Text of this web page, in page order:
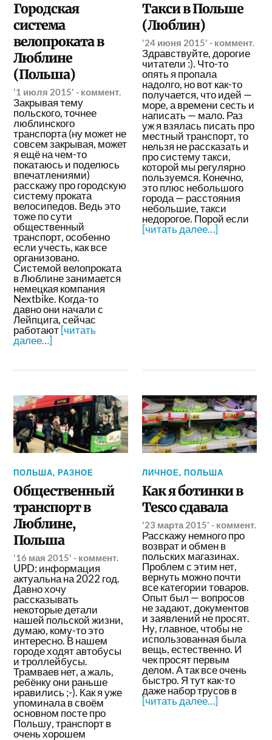
Городская
система
велопроката в
Люблине
(Польша)
'1 июля 2015' - коммент.
Закрывая тему
польского, точнее
люблинского
транспорта (ну может не
совсем закрывая, может
я ещё на чем-то
покатаюсь и поделюсь
впечатлениями)
расскажу про городскую
систему проката
велосипедов. Ведь это
тоже по сути
общественный
транспорт, особенно
если учесть, как все
организовано.
Системой велопроката
в Люблине занимается
немецкая компания
Nextbike. Когда-то
давно они начали с
Лейпцига, сейчас
работают [читать
далее…]
Такси в Польше
(Люблин)
'24 июня 2015' - коммент.
Здравствуйте, дорогие
читатели :). Что-то
опять я пропала
надолго, но вот как-то
получается, что идей —
море, а времени сесть и
написать — мало. Раз
уж я взялась писать про
местный транспорт, то
нельзя не рассказать и
про систему такси,
которой мы регулярно
пользуемся. Конечно,
это плюс небольшого
города — расстояния
небольшие, такси
недорогое. Порой если
[читать далее…]
ПОЛЬША,РАЗНОЕ
Общественный
транспорт в
Люблине,
Польша
'16 мая 2015' - коммент.
UPD: информация
актуальна на 2022 год.
Давно хочу
рассказывать
некоторые детали
нашей польской жизни,
думаю, кому-то это
интересно. В нашем
городе ходят автобусы
и троллейбусы.
Трамваев нет, а жаль,
ребёнку они раньше
нравились ;-). Как я уже
упоминала в своём
основном посте про
Польшу, транспорт в
очень хорошем
ЛИЧНОЕ,ПОЛЬША
Как я ботинки в
Tesco сдавала
'23 марта 2015' - коммент.
Расскажу немного про
возврат и обмен в
польских магазинах.
Проблем с этим нет,
вернуть можно почти
все категории товаров.
Опыт был — вопросов
не задают, документов
и заявлений не просят.
Ну, главное, чтобы не
использованная была
вещь, естественно. И
чек просят первым
делом. А так все очень
быстро. Я тут как-то
даже набор трусов в
[читать далее…]